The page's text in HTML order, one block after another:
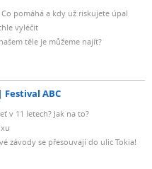
pomáhá a kdy už riskujete úpal
vyléčit
těle je můžeme najít?
Festival ABC
v 11 letech? Jak na to?
závody se přesouvají do ulic Tokia!